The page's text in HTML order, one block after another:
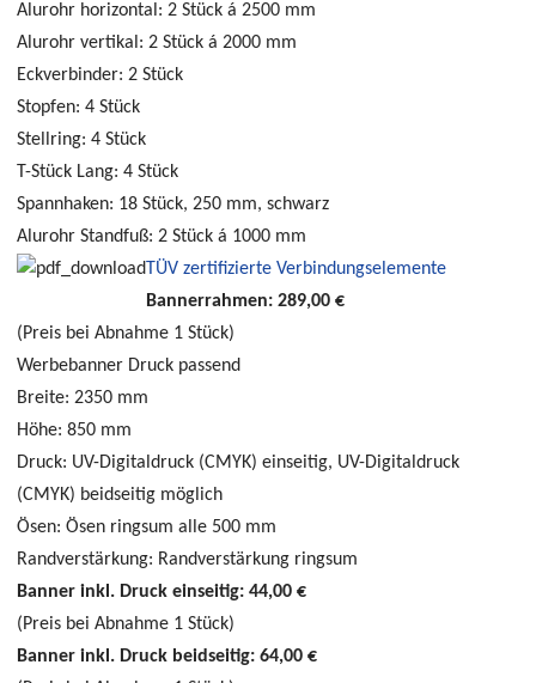
Alurohr horizontal: 2 Stück á 2500 mm
Alurohr vertikal: 2 Stück á 2000 mm
Eckverbinder: 2 Stück
Stopfen: 4 Stück
Stellring: 4 Stück
T-Stück Lang: 4 Stück
Spannhaken: 18 Stück, 250 mm, schwarz
Alurohr Standfuß: 2 Stück á 1000 mm
TÜV zertifizierte Verbindungselemente
Bannerrahmen: 289,00 €
(Preis bei Abnahme 1 Stück)
Werbebanner Druck passend
Breite: 2350 mm
Höhe: 850 mm
Druck: UV-Digitaldruck (CMYK) einseitig, UV-Digitaldruck
(CMYK) beidseitig möglich
Ösen: Ösen ringsum alle 500 mm
Randverstärkung: Randverstärkung ringsum
Banner inkl. Druck einseitig: 44,00 €
(Preis bei Abnahme 1 Stück)
Banner inkl. Druck beidseitig: 64,00 €